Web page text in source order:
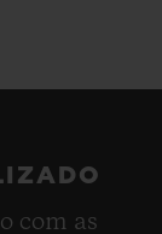
com as